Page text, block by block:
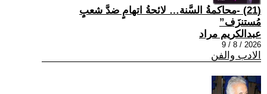
(21) -محاكمةُ السَّنة… لائحةُ اتهامٍ ضدَّ شعبٍ
مُستنزَف”
عبدالكريم مراد
2026 / 8 / 9
الادب والفن